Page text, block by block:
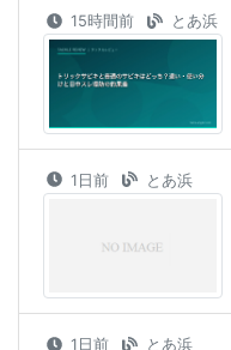
15時間前 とあ浜
1日前 とあ浜
1日前 とあ浜